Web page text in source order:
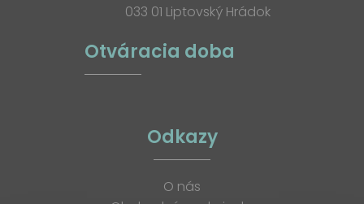
033 01 Liptovský Hrádok
Otváracia doba
Odkazy
O nás